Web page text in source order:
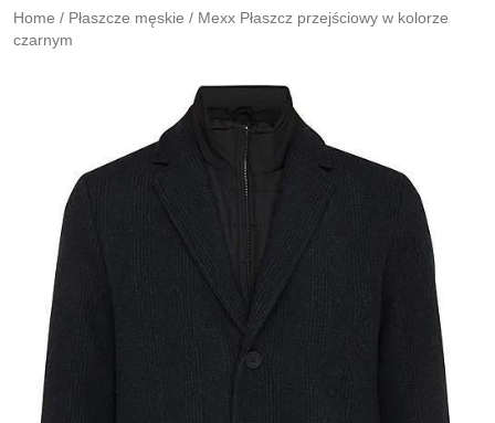
Home / Płaszcze męskie / Mexx Płaszcz przejściowy w kolorze
czarnym